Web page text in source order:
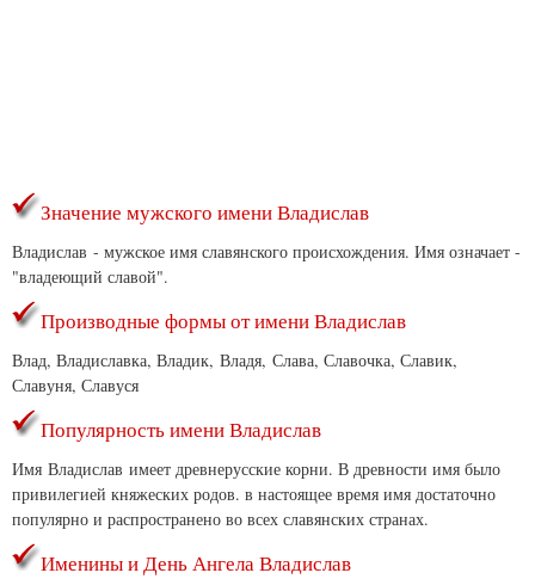
Значение мужского имени Владислав
Владислав - мужское имя славянского происхождения. Имя означает -
"владеющий славой".
Производные формы от имени Владислав
Влад, Владиславка, Владик, Владя, Слава, Славочка, Славик,
Славуня, Славуся
Популярность имени Владислав
Имя Владислав имеет древнерусские корни. В древности имя было
привилегией княжеских родов. в настоящее время имя достаточно
популярно и распространено во всех славянских странах.
Именины и День Ангела Владислав